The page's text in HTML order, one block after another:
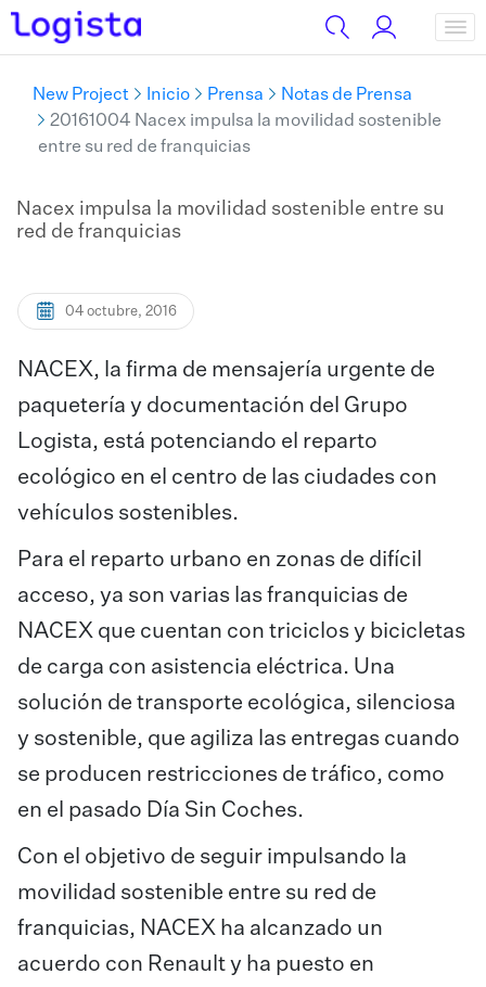
New Project Inicio Prensa
Notas de Prensa
20161004 Nacex impulsa la movilidad sostenible
entre su red de franquicias
Nacex impulsa la movilidad sostenible entre su
red de franquicias
04 octubre, 2016
NACEX, la firma de mensajería urgente de
paquetería y documentación del Grupo
Logista, está potenciando el reparto
ecológico en el centro de las ciudades con
vehículos sostenibles.
Para el reparto urbano en zonas de difícil
acceso, ya son varias las franquicias de
NACEX que cuentan con triciclos y bicicletas
de carga con asistencia eléctrica. Una
solución de transporte ecológica, silenciosa
y sostenible, que agiliza las entregas cuando
se producen restricciones de tráfico, como
en el pasado Día Sin Coc​hes.
Con el objetivo de seguir impulsando la
movilidad sostenible entre su red de
franquicias, NACEX ha alcanzado un
acuerdo con Renault y ha puesto en